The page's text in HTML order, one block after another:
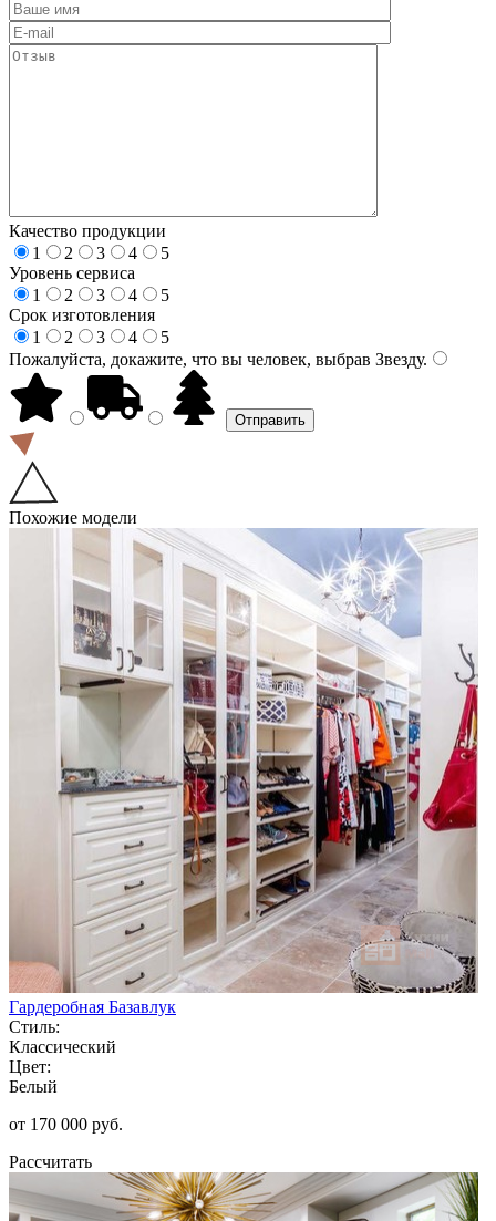
Качество продукции
1
2 3 4
5
Уровень сервиса
1
2 3 4
5
Срок изготовления
1
2 3 4
5
Пожалуйста, докажите, что вы человек, выбрав Звезду.
Похожие модели
Гардеробная Базавлук
Стиль:
Классический
Цвет:
Белый
от 170 000 руб.
Рассчитать